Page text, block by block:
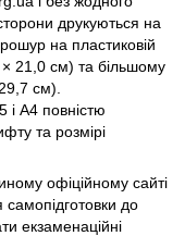
друкуються на
на пластиковій
× 21,0 см) та більшому
см).
і А4 повністю
та розмірі
офіційному сайті
до
екзаменаційні